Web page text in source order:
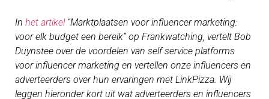
In het artikel“Marktplaatsen voor influencer marketing:
voor elk budget een bereik” op Frankwatching, vertelt Bob
Duynstee over de voordelen van self service platforms
voor influencer marketing en vertellen onze influencers en
adverteerders over hun ervaringen met LinkPizza. Wij
leggen hieronder kort uit wat adverteerders en influencers